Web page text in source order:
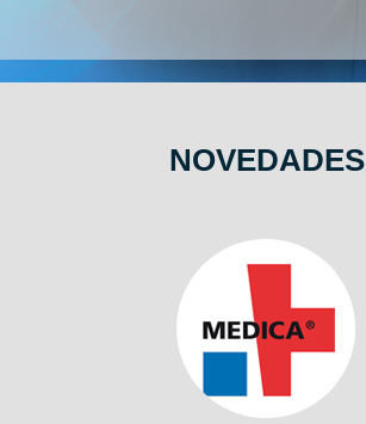
NOVEDADES